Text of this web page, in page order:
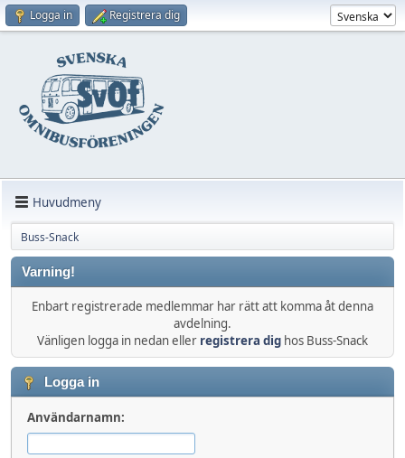
Logga in Registrera dig
Huvudmeny
Buss-Snack
Varning!
Enbart registrerade medlemmar har rätt att komma åt denna
avdelning.
Vänligen logga in nedan eller registrera dig hos Buss-Snack
Logga in
Användarnamn: